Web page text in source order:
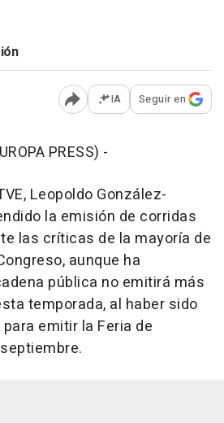
Abrir opciones para
IA Seguir en
PRESS) -
Leopoldo González-
la emisión de corridas
las críticas de la mayoría de
aunque ha
pública no emitirá más
temporada, al haber sido
emitir la Feria de